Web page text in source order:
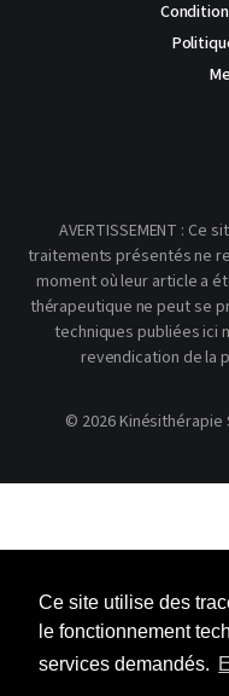
Ce site utilise des
le fonctionnement
services demandés.
AVERTISSEMENT : Ce
traitements présentés ne
moment où leur article a
thérapeutique ne peut se
techniques publiées ici
revendication de la
© 2026